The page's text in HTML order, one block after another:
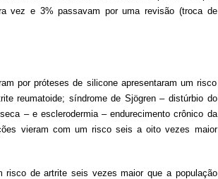
vez e 3% passavam por uma revisão (troca de
por próteses de silicone apresentaram um risco
reumatoide; síndrome de Sjögren – distúrbio do
– e esclerodermia – endurecimento crônico da
vieram com um risco seis a oito vezes maior
de artrite seis vezes maior que a população